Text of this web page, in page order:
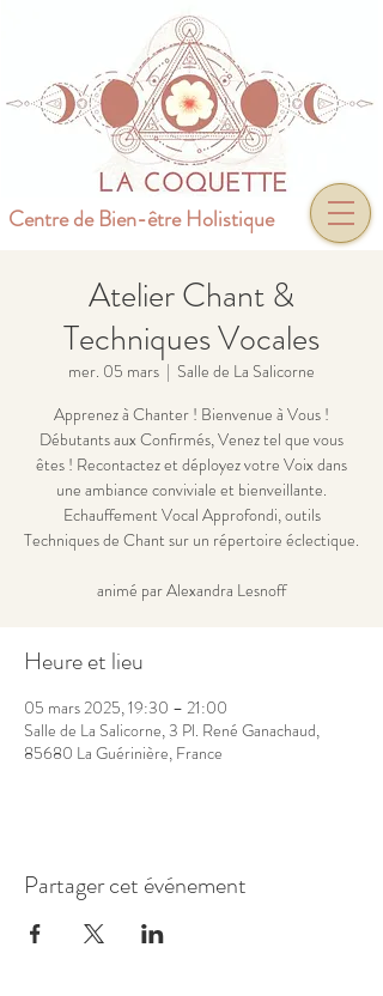
Centre de Bien-être Holistique
Atelier Chant &
Techniques Vocales
mer. 05 mars
  |
Salle de La Salicorne
Apprenez à Chanter ! Bienvenue à Vous !
Débutants aux Confirmés, Venez tel que vous
êtes ! Recontactez et déployez votre Voix dans
une ambiance conviviale et bienveillante.
Echauffement Vocal Approfondi, outils
Techniques de Chant sur un répertoire éclectique.
animé par Alexandra Lesnoff
Heure et lieu
05 mars 2025, 19:30 – 21:00
Salle de La Salicorne, 3 Pl. René Ganachaud,
85680 La Guérinière, France
Partager cet événement